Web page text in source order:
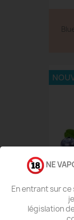
NE
En entrant sur
législation